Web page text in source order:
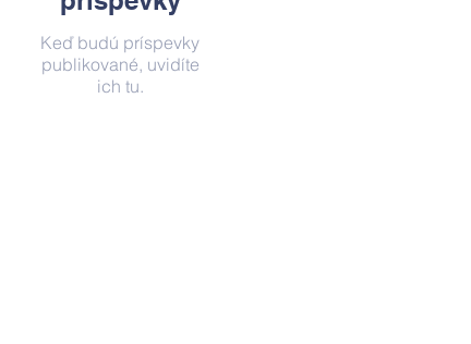
Keď budú príspevky
publikované, uvidíte
ich tu.